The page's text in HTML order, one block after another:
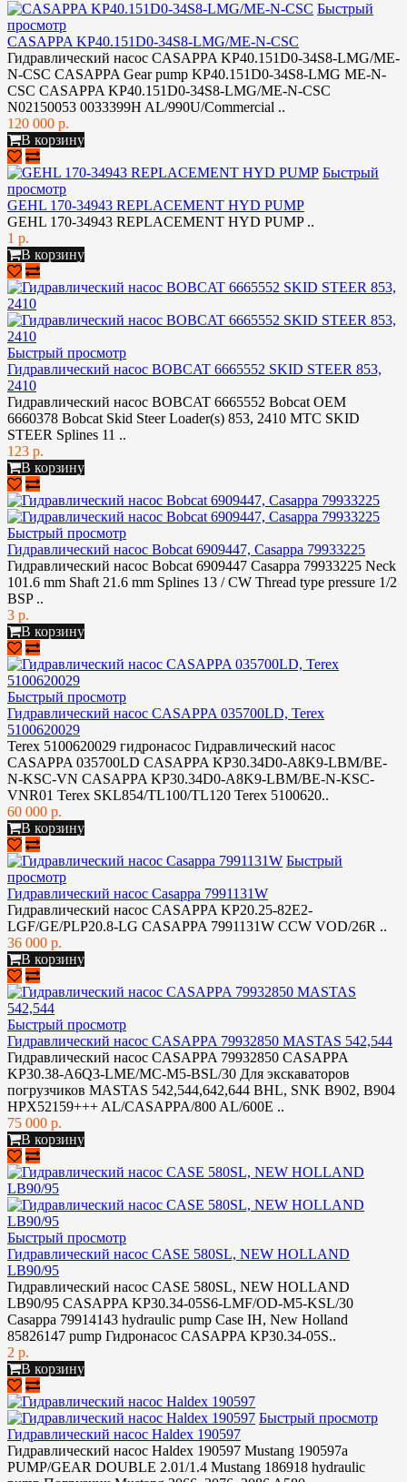
Быстрый
просмотр
CASAPPA KP40.151D0-34S8-LMG/ME-N-CSC
Гидравлический насос CASAPPA KP40.151D0-34S8-LMG/ME-
N-CSC CASAPPA Gear pump KP40.151D0-34S8-LMG ME-N-
CSC CASAPPA KP40.151D0-34S8-LMG/ME-N-CSC
N02150053 0033399H AL/990U/Commercial ..
120 000 р.
В корзину
Быстрый
просмотр
GEHL 170-34943 REPLACEMENT HYD PUMP
GEHL 170-34943 REPLACEMENT HYD PUMP ..
1 р.
В корзину
Быстрый просмотр
Гидравлический насос BOBCAT 6665552 SKID STEER 853,
2410
Гидравлический насос BOBCAT 6665552 Bobcat OEM
6660378 Bobcat Skid Steer Loader(s) 853, 2410 MTC SKID
STEER Splines 11 ..
123 р.
В корзину
Быстрый просмотр
Гидравлический насос Bobcat 6909447, Casappa 79933225
Гидравлический насос Bobcat 6909447 Casappa 79933225 Neck
101.6 mm Shaft 21.6 mm Splines 13 / CW Thread type pressure 1/2
BSP ..
3 р.
В корзину
Быстрый просмотр
Гидравлический насос CASAPPA 035700LD, Terex
5100620029
Terex 5100620029 гидронасос Гидравлический насос
CASAPPA 035700LD CASAPPA KP30.34D0-A8K9-LBM/BE-
N-KSC-VN CASAPPA KP30.34D0-A8K9-LBM/BE-N-KSC-
VNR01 Terex SKL854/TL100/TL120 Terex 5100620..
60 000 р.
В корзину
Быстрый
просмотр
Гидравлический насос Casappa 7991131W
Гидравлический насос CASAPPA KP20.25-82E2-
LGF/GE/PLP20.8-LG CASAPPA 7991131W CCW VOD/26R ..
36 000 р.
В корзину
Быстрый просмотр
Гидравлический насос CASAPPA 79932850 MASTAS 542,544
Гидравлический насос CASAPPA 79932850 CASAPPA
KP30.38-A6Q3-LME/MC-M5-BSL/30 Для экскаваторов
погрузчиков MASTAS 542,544,642,644 BHL, SNK B902, B904
HPX52159+++ AL/CASAPPA/800 AL/600E ..
75 000 р.
В корзину
Быстрый просмотр
Гидравлический насос CASE 580SL, NEW HOLLAND
LB90/95
Гидравлический насос CASE 580SL, NEW HOLLAND
LB90/95 CASAPPA KP30.34-05S6-LMF/OD-M5-KSL/30
Casappa 79914143 hydraulic pump Case IH, New Holland
85826147 pump Гидронасос CASAPPA KP30.34-05S..
2 р.
В корзину
Быстрый просмотр
Гидравлический насос Haldex 190597
Гидравлический насос Haldex 190597 Mustang 190597a
PUMP/GEAR DOUBLE 2.01/1.4 Mustang 186918 hydraulic